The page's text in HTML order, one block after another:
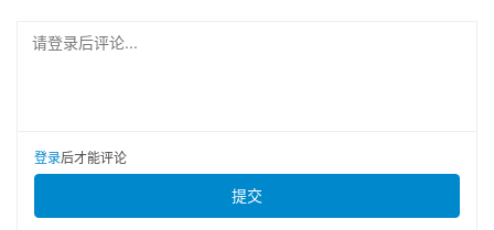
E2E大模型驱动智驾敏捷迭代
昇腾方案：软硬件协同、长稳快恢，生态开放、快速迁
请登录后评论...
登录后才能评论
提交